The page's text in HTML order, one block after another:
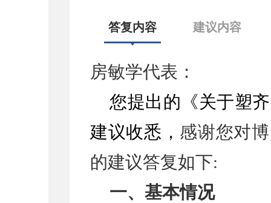
答复内容 建议内容
房敏学代表：
您提出的《关于塑
建议收悉， 感谢您对
的建议答复如下:
一、基本情况